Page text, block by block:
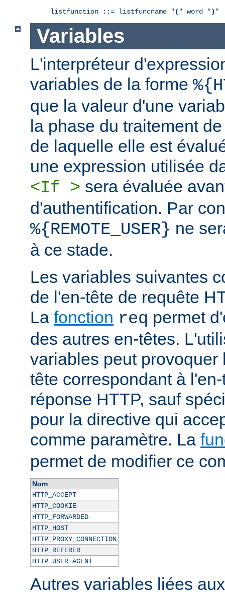
listfunction ::= listfuncname "( " word ") "
Variables
L'interpréteur
variables de la forme
que la valeur d'une
la phase du traitement
de laquelle elle est
une expression utilisée
<If > sera évaluée
d'authentification. Par
%{REMOTE_USER} ne
à ce stade.
Les variables suivantes
de l'en-tête de requête
La fonction req permet
des autres en-têtes.
variables peut provoquer
tête correspondant à
réponse HTTP, sauf
pour la directive qui
comme paramètre. La
permet de modifier ce
Nom
HTTP_ACCEPT
HTTP_COOKIE
HTTP_FORWARDED
HTTP_HOST
HTTP_PROXY_CONNECTION
HTTP_REFERER
HTTP_USER_AGENT
Autres variables liées